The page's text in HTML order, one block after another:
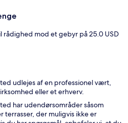
rådighed mod et gebyr på 25.0 USD
udlejes af en professionel vært,
eller et erhverv.
har udendørsområder såsom
terrasser, der muligvis ikke er